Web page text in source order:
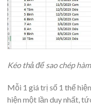
Kéo thả để sao chép
Mỗi 1 giá trị số 1 thể
hiện một lần duy nhất,